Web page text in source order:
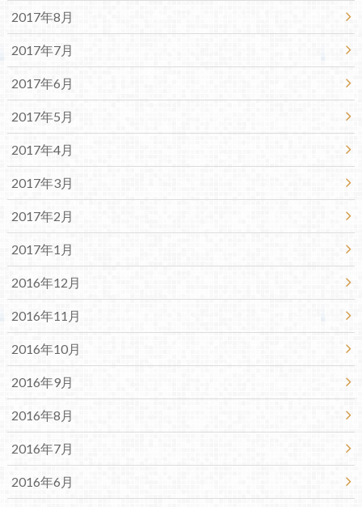
2017年8月
2017年7月
2017年6月
2017年5月
2017年4月
2017年3月
2017年2月
2017年1月
2016年12月
2016年11月
2016年10月
2016年9月
2016年8月
2016年7月
2016年6月